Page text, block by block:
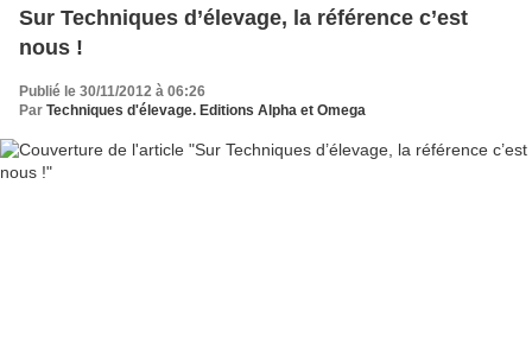
Sur Techniques d’élevage, la référence c’est
nous !
Publié le 30/11/2012 à 06:26
Par Techniques d'élevage. Editions Alpha et Omega